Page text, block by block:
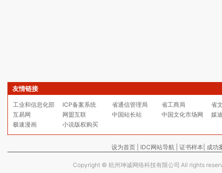
友情链接
工业和信息化部 ICP备案系统 省通信管理局 省工商局
省
互易网
网盟互联 中国站长站 中国文化市场网
媒
极速漫画
小说版权购买
设为首页| IDC网站导航| 证书样本| 成功
Copyright © 杭州坤诚网络科技有限公司 All rights